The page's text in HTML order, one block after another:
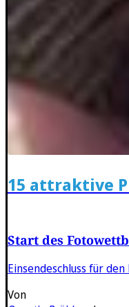
15 attraktive
Start des
Einsendeschluss für
Von